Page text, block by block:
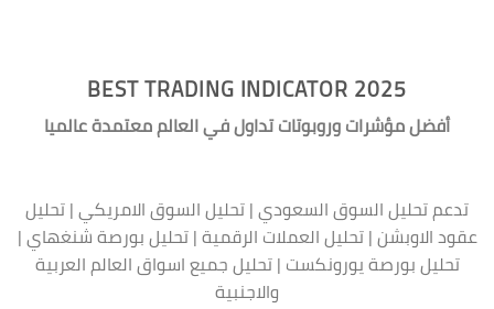
BEST TRADING INDICATOR 2025
أفضل مؤشرات وروبوتات تداول في العالم معتمدة عالميا
تدعم تحليل السوق السعودي | تحليل السوق الامريكي | تحليل
عقود الاوبشن | تحليل العملات الرقمية | تحليل بورصة شنغهاي |
تحليل بورصة يورونكست | تحليل جميع اسواق العالم العربية
والاجنبية